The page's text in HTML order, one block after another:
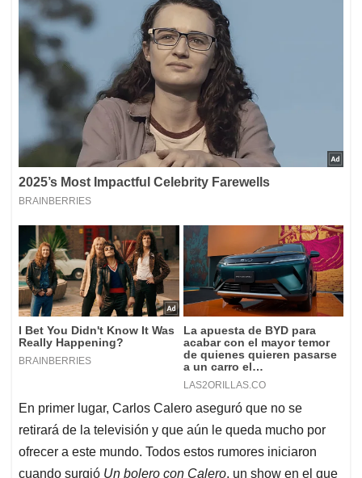
En primer lugar, Carlos Calero aseguró que no se
retirará de la televisión y que aún le queda mucho por
ofrecer a este mundo. Todos estos rumores iniciaron
cuando surgió Un bolero con Calero, un show en el que